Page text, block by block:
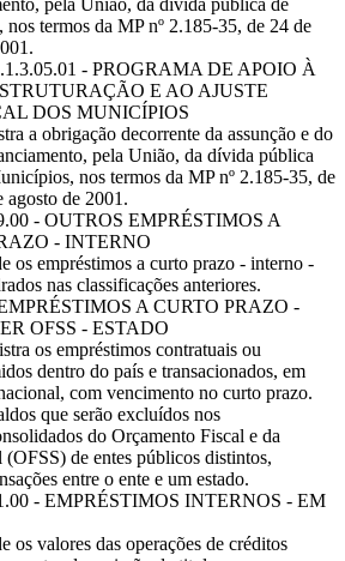
termos da MP nº 2.185-35, de 24 de
- PROGRAMA DE APOIO À
E AO AJUSTE
DOS MUNICÍPIOS
a obrigação decorrente da assunção e do
pela União, da dívida pública
nos termos da MP nº 2.185-35, de
agosto de 2001.
- OUTROS EMPRÉSTIMOS A
- INTERNO
os empréstimos a curto prazo - interno -
nas classificações anteriores.
A CURTO PRAZO -
OFSS - ESTADO
os empréstimos contratuais ou
dentro do país e transacionados, em
com vencimento no curto prazo.
que serão excluídos nos
do Orçamento Fiscal e da
(OFSS) de entes públicos distintos,
entre o ente e um estado.
- EMPRÉSTIMOS INTERNOS - EM
os valores das operações de créditos